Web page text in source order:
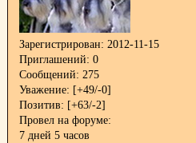
Зарегистрирован: 2012-11-15
Приглашений: 0
Сообщений: 275
Уважение: [+49/-0]
Позитив: [+63/-2]
Провел на форуме:
7 дней 5 часов